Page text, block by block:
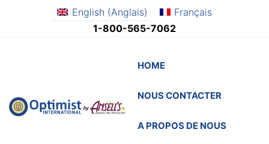
English (Anglais)
Français
1-800-565-7062
OptimistSupply.ca
by
Specialties
HOME
NOUS CONTACTER
A PROPOS DE NOUS